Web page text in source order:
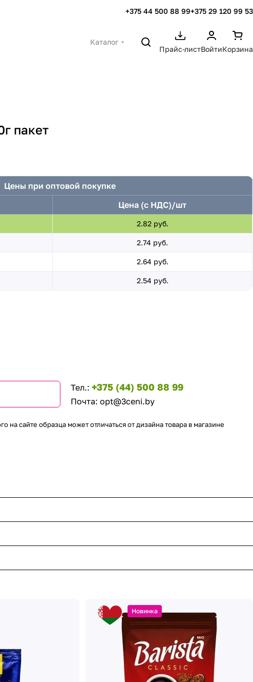
+375 44 500 88 99+375 29 120 99 53
Каталог
Прайс-листВойтиКорзина
пакет
Цены при оптовой покупке
Цена (с НДС)/шт
2.82 руб.
2.74 руб.
2.64 руб.
2.54 руб.
Тел.: +375 (44) 500 88 99
Почта: opt@3ceni.by
на сайте образца может отличаться от дизайна товара в магазине
Новинка